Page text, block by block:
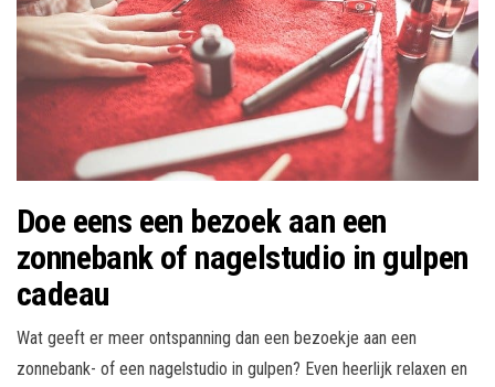
Doe eens een bezoek aan een
zonnebank of nagelstudio in gulpen
cadeau
Wat geeft er meer ontspanning dan een bezoekje aan een
zonnebank- of een nagelstudio in gulpen? Even heerlijk relaxen en